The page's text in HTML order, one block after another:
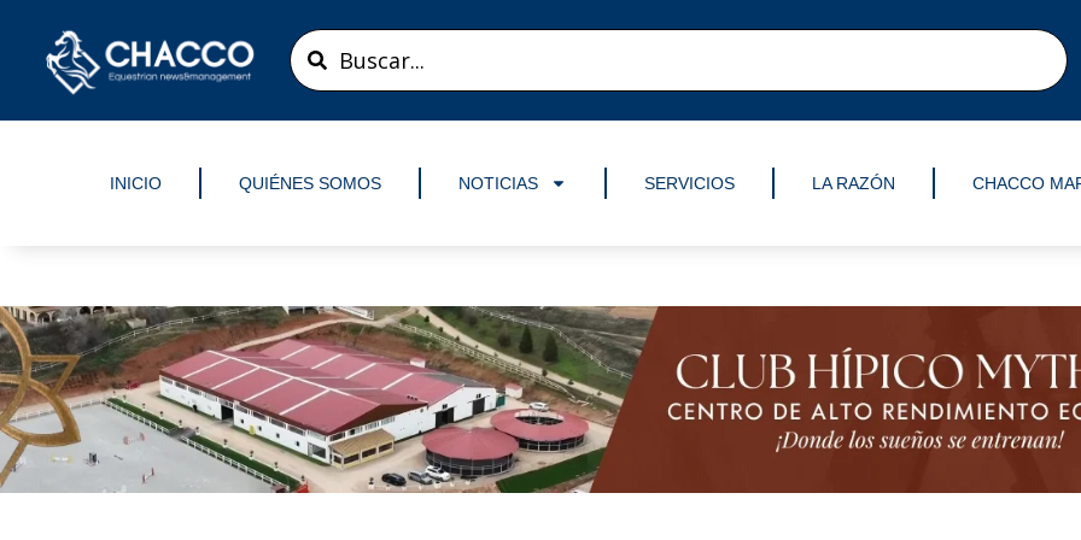
contenido
Search
...
INICIO QUIÉNES SOMOS NOTICIAS SERVICIOS LA RAZÓN CHACCO